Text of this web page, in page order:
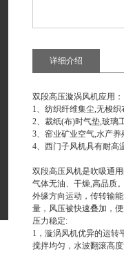
详细介绍
双段高压漩涡风机应用
1、纺织纤维集尘,无梭织
2、裁纸(布)时气垫,玻璃
3、窑业矿业空气,水产
4、西门子风机具有耐高
双段高压风机是吹吸通
气体无油、干燥,高品质
外缘方向运动，传转输
量，风压被快速叠加，
压力稳定:
1，漩涡风机优异的运转
搅拌均匀，水波翻滚高